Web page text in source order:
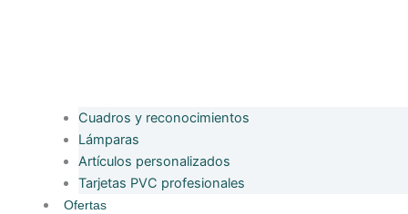
Cuadros y reconocimientos
Lámparas
Artículos personalizados
Tarjetas PVC profesionales
Ofertas